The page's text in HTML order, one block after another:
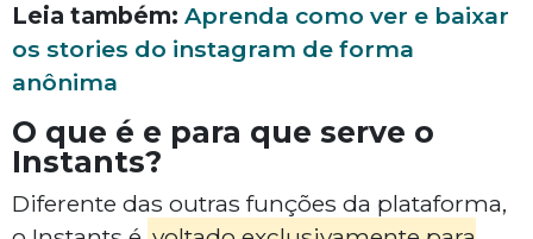
Leia também: Aprenda como ver e baixar
os stories do instagram de forma
anônima
O que é e para que serve o
Instants?
Diferente das outras funções da plataforma,